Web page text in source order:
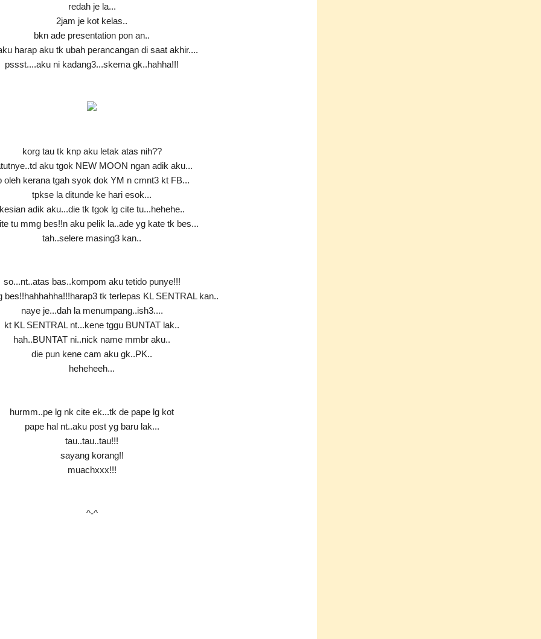
redah je la...
2jam je kot kelas..
bkn ade presentation pon an..
harap aku tk ubah perancangan di saat akhir....
pssst....aku ni kadang3...skema gk..hahha!!!
korg tau tk knp aku letak atas nih??
aku tgok NEW MOON ngan adik aku...
oleh kerana tgah syok dok YM n cmnt3 kt FB...
tpkse la ditunde ke hari esok...
adik aku...die tk tgok lg cite tu...hehehe..
tu mmg bes!!n aku pelik la..ade yg kate tk bes...
tah..selere masing3 kan..
so...nt..atas bas..kompom aku tetido punye!!!
bes!!hahhahha!!!harap3 tk terlepas KL SENTRAL kan..
naye je...dah la menumpang..ish3....
kt KL SENTRAL nt...kene tggu BUNTAT lak..
hah..BUNTAT ni..nick name mmbr aku..
die pun kene cam aku gk..PK..
heheheeh...
hurmm..pe lg nk cite ek...tk de pape lg kot
pape hal nt..aku post yg baru lak...
tau..tau..tau!!!
sayang korang!!
muachxxx!!!
^-^